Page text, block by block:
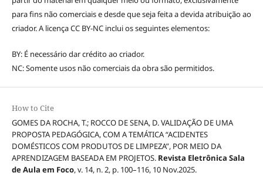
para fins não comerciais e desde que seja feita a devida atribuição ao
criador. A licença CC BY-NC inclui os seguintes elementos:
BY: É necessário dar crédito ao criador.
NC: Somente usos não comerciais da obra são permitidos.
How to Cite
GOMES DA ROCHA, T.; ROCCO DE SENA, D. VALIDAÇÃO DE UMA
PROPOSTA PEDAGÓGICA, COM A TEMÁTICA “ACIDENTES
DOMÉSTICOS COM PRODUTOS DE LIMPEZA”, POR MEIO DA
APRENDIZAGEM BASEADA EM PROJETOS. Revista Eletrônica Sala
de Aula em Foco, v. 14, n. 2, p. 100–116, 10 Nov.2025.